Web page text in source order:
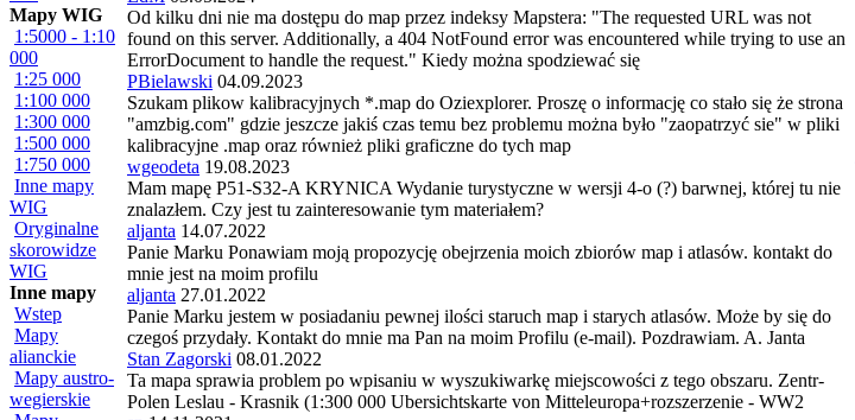
Mapy WIG
1:5000 - 1:10
000
1:25 000
1:100 000
1:300 000
1:500 000
1:750 000
Inne mapy
WIG
Oryginalne
skorowidze
WIG
Inne mapy
Wstep
Mapy
alianckie
Mapy austro-
wegierskie
Od kilku dni nie ma dostępu do map przez indeksy Mapstera: "The requested URL was not
found on this server. Additionally, a 404 NotFound error was encountered while trying to use an
ErrorDocument to handle the request." Kiedy można spodziewać się
PBielawski 04.09.2023
Szukam plikow kalibracyjnych *.map do Oziexplorer. Proszę o informację co stało się że strona
"amzbig.com" gdzie jeszcze jakiś czas temu bez problemu można było "zaopatrzyć sie" w pliki
kalibracyjne .map oraz również pliki graficzne do tych map
wgeodeta 19.08.2023
Mam mapę P51-S32-A KRYNICA Wydanie turystyczne w wersji 4-o (?) barwnej, której tu nie
znalazłem. Czy jest tu zainteresowanie tym materiałem?
aljanta 14.07.2022
Panie Marku Ponawiam moją propozycję obejrzenia moich zbiorów map i atlasów. kontakt do
mnie jest na moim profilu
aljanta 27.01.2022
Panie Marku jestem w posiadaniu pewnej ilości staruch map i starych atlasów. Może by się do
czegoś przydały. Kontakt do mnie ma Pan na moim Profilu (e-mail). Pozdrawiam. A. Janta
Stan Zagorski 08.01.2022
Ta mapa sprawia problem po wpisaniu w wyszukiwarkę miejscowości z tego obszaru. Zentr-
Polen Leslau - Krasnik (1:300 000 Ubersichtskarte von Mitteleuropa+rozszerzenie - WW2